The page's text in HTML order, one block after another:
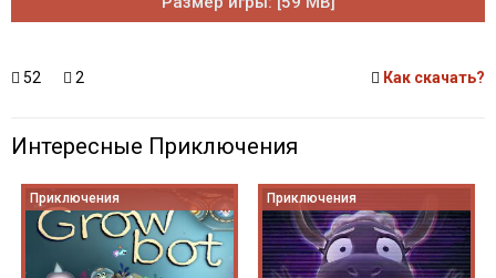
52 2 Как скачать?
Интересные Приключения
Приключения Приключения